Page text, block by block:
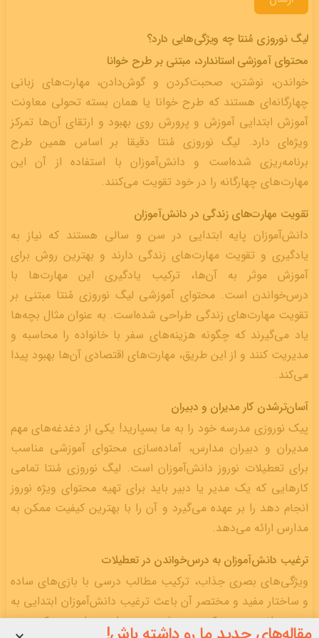
لیگ نوروزی مُنتا چه ویژگی‌هایی دارد؟
محتوای آموزشی استاندارد، مبتنی بر طرح خوانا
خواندن، نوشتن، صحبت‌کردن و گوش‌دادن، مهارت‌های زبانی
چهارگانه‌ای هستند که طرح خوانا یا همان بسته تحولی معاونت
آموزش ابتدایی آموزش و پرورش روی بهبود و ارتقای آن‌ها تمرکز
ویژه‌ای دارد. لیگ نوروزی مُنتا دقیقا بر اساس همین طرح
برنامه‌ریزی شده‌است و دانش‌آموزان با استفاده از آن این
مهارت‌های چهارگانه را در خود تقویت می‌کنند.
تقویت‌ مهارت‌های زندگی در دانش‌آموزان
دانش‌آموزان پایه ابتدایی در سن و سالی هستند که نیاز به
یادگیری و تقویت مهارت‌های زندگی دارند و بهترین روش برای
آموزش موثر به آن‌ها، ترکیب یادگیری این مهارت‌ها با
درس‌خواندن است. محتوای آموزشی لیگ نوروزی مُنتا مبتنی بر
تقویت مهارت‌های زندگی طراحی شده‌است. به عنوان مثال بچه‌ها
یاد می‌گیرند که چگونه هزینه‌های سفر با خانواده را محاسبه و
مدیریت کنند و از این طریق، مهارت‌های اقتصادی آن‌ها بهبود پیدا
می‌کند.
آسان‌ترشدن کار مدیران و دبیران
پیک نوروزی مدرسه خود را به ما بسپارید! یکی از دغدغه‌های مهم
مدیران و دبیران مدارس، آماده‌سازی محتوای آموزشی مناسب
برای تعطیلات نوروز دانش‌آموزان است. لیگ نوروزی مُنتا تمامی
کارهایی که یک مدیر یا دبیر باید برای تهیه محتوای ویژه نوروز
انجام دهد را بر عهده می‌گیرد و آن را با بهترین کیفیت ممکن به
مدارس ارائه می‌دهد.
ترغیب دانش‌آموزان به درس‌خواندن در تعطیلات
ویژگی‌های بصری جذاب، ترکیب مطالب درسی با بازی‌های ساده
و ساختار مفید و مختصر آن باعث ترغیب دانش‌آموزان ابتدایی به
درس‌خواندن و مرورکردن می‌شود. همه این موارد در یک بستر